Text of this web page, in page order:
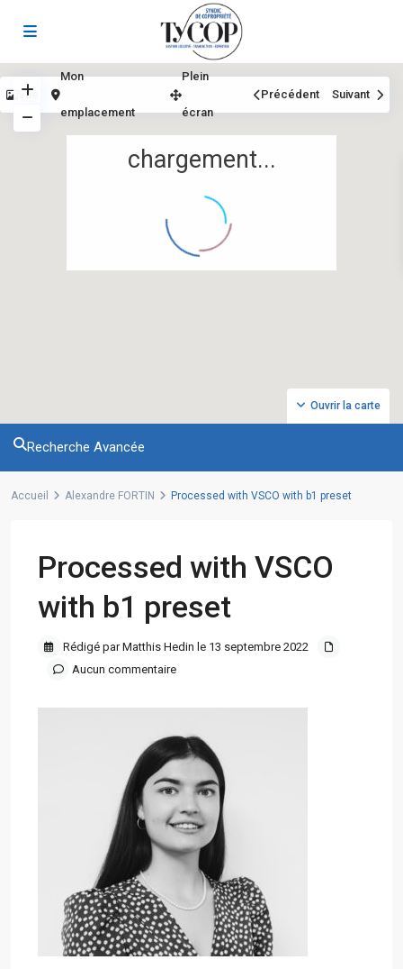
chargement...
Ouvrir la carte
Vue
Mon
emplacement
Plein
écran
Précédent Suivant
Recherche Avancée
Accueil Alexandre FORTIN Processed with VSCO with b1 preset
Processed with VSCO
with b1 preset
Rédigé par Matthis Hedin le 13 septembre 2022
Aucun commentaire